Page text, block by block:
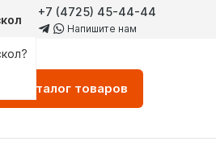
+7 (4725) 45-44-44
Напишите нам
Каталог товаров